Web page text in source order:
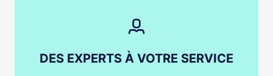
DES EXPERTS À VOTRE SERVICE